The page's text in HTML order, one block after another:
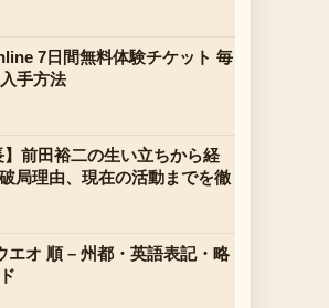
7日間無料体験チケット 毎
手方法
】前田裕二の生い立ちから経
局理由、現在の活動までを徹
エオ 順 – 州都・英語表記・略